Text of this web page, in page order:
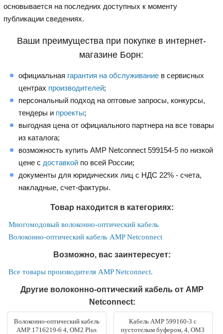
основывается на последних доступных к моменту
публикации сведениях.
Ваши преимущества при покупке в интернет-
магазине Борн:
официальная гарантия на обслуживание в сервисных
центрах производителей;
персональный подход на оптовые запросы, конкурсы,
тендеры и проекты;
выгодная цена от официального партнера на все товары
из каталога;
возможность купить AMP Netconnect 599154-5 по низкой
цене с доставкой по всей России;
документы для юридических лиц с НДС 22% - счета,
накладные, счет-фактуры.
Товар находится в категориях:
Многомодовый волоконно-оптический кабель
Волоконно-оптический кабель AMP Netconnect
Возможно, вас заинтересует:
Все товары производителя AMP Netconnect.
Другие волоконно-оптический кабель от AMP
Netconnect:
Волоконно-оптический кабель
AMP 1716219-6 4, OM2 Plus
Кабель AMP 599160-3 с
пустотелым буфером, 4, OM3